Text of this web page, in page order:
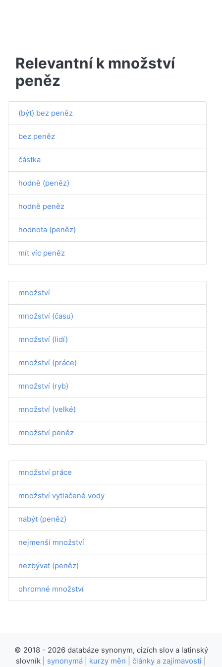
Relevantní k množství
peněz
(být) bez peněz
bez peněz
částka
hodně (peněz)
hodně peněz
hodnota (peněz)
mít víc peněz
množství
množství (času)
množství (lidí)
množství (práce)
množství (ryb)
množství (velké)
množství peněz
množství práce
množství vytlačené vody
nabýt (peněz)
nejmenší množství
nezbývat (peněz)
ohromné množství
© 2018 - 2026 databáze synonym, cizích slov a latinský
slovník | synonymá kurzy měn články a zajímavosti